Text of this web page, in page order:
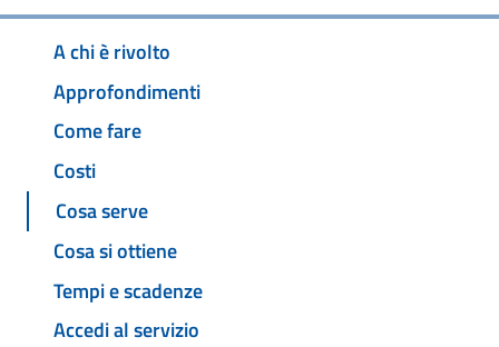
A chi è rivolto
Approfondimenti
Come fare
Costi
Cosa serve
Cosa si ottiene
Tempi e scadenze
Accedi al servizio